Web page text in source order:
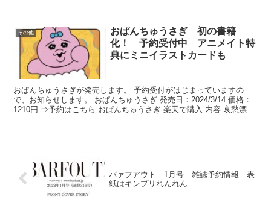
その他
おぱんちゅうさぎ 初の書籍
化！ 予約受付中 アニメイト特
典にミニイラストカードも
おぱんちゅうさぎが発売します。 予約受付がはじまっていますの
で、お知らせします。 おぱんちゅうさぎ 発売日：2024/3/14 価格：
1210円 ⇒予約はこちら おぱんちゅうさぎ 楽天で購入 内容 哀愁漂う
バァフアウト 1月号 雑誌予約情報 表
紙はキンプリれんれん